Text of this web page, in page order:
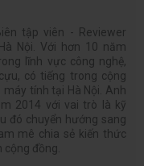
tập viên - Reviewer
Nội. Với hơn 10 năm
lĩnh vực công nghệ,
có tiếng trong cộng
tính tại Hà Nội. Anh
2014 với vai trò là kỹ
đó chuyển hướng sang
mê chia sẻ kiến thức
cộng đồng.